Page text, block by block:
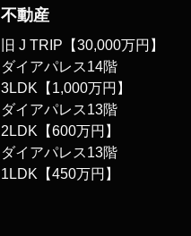
不動産
旧 J TRIP【30,000万円】
ダイアパレス14階
3LDK【1,000万円】
ダイアパレス13階
2LDK【600万円】
ダイアパレス13階
1LDK【450万円】